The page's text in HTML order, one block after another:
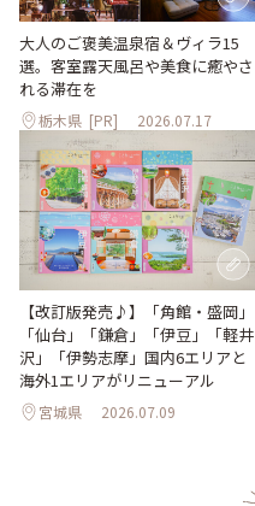
大人のご褒美温泉宿＆ヴィラ15
選。客室露天風呂や美食に癒やさ
れる滞在を
栃木県 [PR] 2026.07.17
【改訂版発売♪】「角館・盛岡」
「仙台」「鎌倉」「伊豆」「軽井
沢」「伊勢志摩」国内6エリアと
海外1エリアがリニューアル
宮城県 2026.07.09